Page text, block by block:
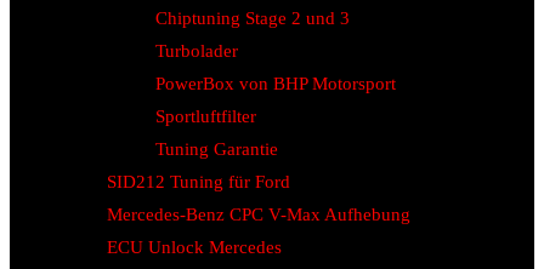
Chiptuning Stage 2 und 3
Turbolader
PowerBox von BHP Motorsport
Sportluftfilter
Tuning Garantie
SID212 Tuning für Ford
Mercedes-Benz CPC V-Max Aufhebung
ECU Unlock Mercedes